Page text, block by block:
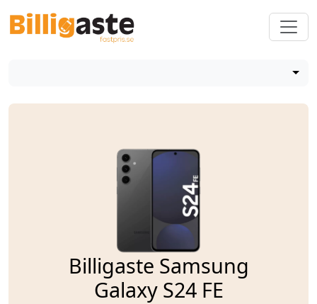
Billigaste Samsung
Galaxy S24 FE